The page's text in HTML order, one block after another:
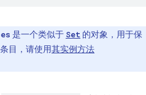
是一个类似于 Set 的对象，用于保
目，请使用其实例方法